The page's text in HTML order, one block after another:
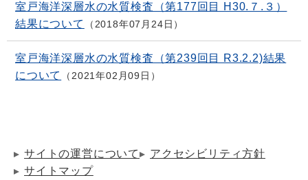
室戸海洋深層水の水質検査（第177回目 H30.７.３）
結果について
2018年07月24日
室戸海洋深層水の水質検査（第239回目 R3.2.2)結果
について
2021年02月09日
サイトの運営について
アクセシビリティ方針
サイトマップ